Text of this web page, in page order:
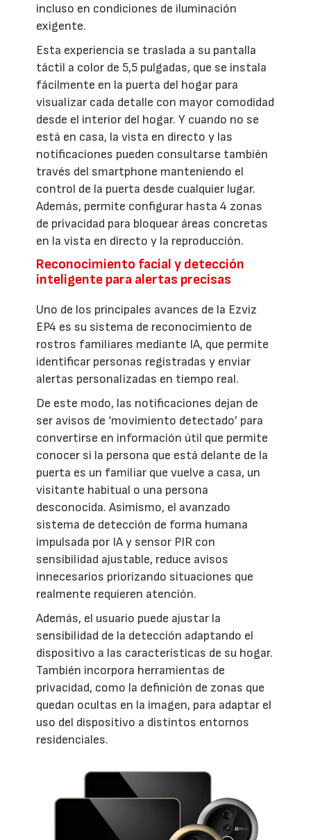
incluso en condiciones de iluminación
exigente.
Esta experiencia se traslada a su pantalla
táctil a color de 5,5 pulgadas, que se instala
fácilmente en la puerta del hogar para
visualizar cada detalle con mayor comodidad
desde el interior del hogar. Y cuando no se
está en casa, la vista en directo y las
notificaciones pueden consultarse también
través del smartphone manteniendo el
control de la puerta desde cualquier lugar.
Además, permite configurar hasta 4 zonas
de privacidad para bloquear áreas concretas
en la vista en directo y la reproducción.
Reconocimiento facial y detección
inteligente para alertas precisas
Uno de los principales avances de la Ezviz
EP4 es su sistema de reconocimiento de
rostros familiares mediante IA, que permite
identificar personas registradas y enviar
alertas personalizadas en tiempo real.
De este modo, las notificaciones dejan de
ser avisos de ‘movimiento detectado’ para
convertirse en información útil que permite
conocer si la persona que está delante de la
puerta es un familiar que vuelve a casa, un
visitante habitual o una persona
desconocida. Asimismo, el avanzado
sistema de detección de forma humana
impulsada por IA y sensor PIR con
sensibilidad ajustable, reduce avisos
innecesarios priorizando situaciones que
realmente requieren atención.
Además, el usuario puede ajustar la
sensibilidad de la detección adaptando el
dispositivo a las características de su hogar.
También incorpora herramientas de
privacidad, como la definición de zonas que
quedan ocultas en la imagen, para adaptar el
uso del dispositivo a distintos entornos
residenciales.